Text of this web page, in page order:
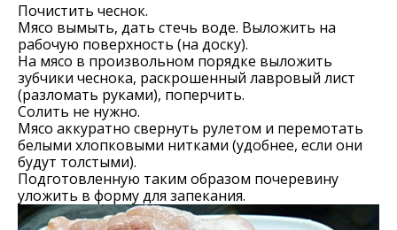
Почистить чеснок.
Мясо вымыть, дать стечь воде. Выложить на
рабочую поверхность (на доску).
На мясо в произвольном порядке выложить
зубчики чеснока, раскрошенный лавровый лист
(разломать руками), поперчить.
Солить не нужно.
Мясо аккуратно свернуть рулетом и перемотать
белыми хлопковыми нитками (удобнее, если они
будут толстыми).
Подготовленную таким образом почеревину
уложить в форму для запекания.